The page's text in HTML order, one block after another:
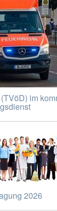
im
2026